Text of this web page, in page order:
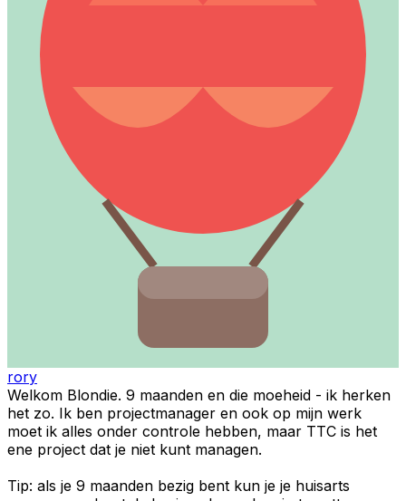
rory
Welkom Blondie. 9 maanden en die moeheid - ik herken
het zo. Ik ben projectmanager en ook op mijn werk
moet ik alles onder controle hebben, maar TTC is het
ene project dat je niet kunt managen.
Tip: als je 9 maanden bezig bent kun je je huisarts